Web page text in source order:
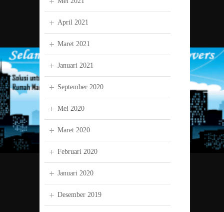
April 2021
Maret 2021
Januari 2021
September 2020
Mei 2020
Maret 2020
Februari 2020
Januari 2020
Desember 2019